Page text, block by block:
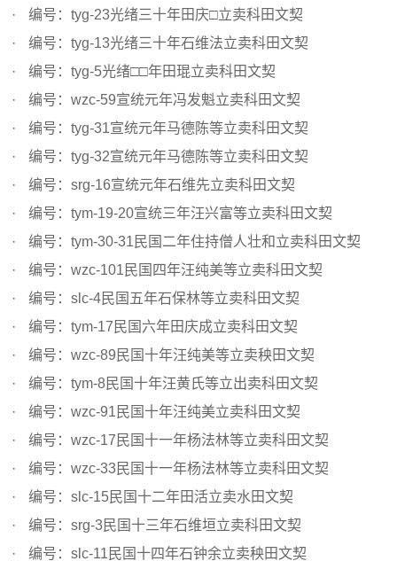
编号：tyg-23光绪三十年田庆□立卖科田文契
编号：tyg-13光绪三十年石维法立卖科田文契
编号：tyg-5光绪□□年田琨立卖科田文契
编号：wzc-59宣统元年冯发魁立卖科田文契
编号：tyg-31宣统元年马德陈等立卖科田文契
编号：tyg-32宣统元年马德陈等立卖科田文契
编号：srg-16宣统元年石维先立卖科田文契
编号：tym-19-20宣统三年汪兴富等立卖科田文契
编号：tym-30-31民国二年住持僧人壮和立卖科田文契
编号：wzc-101民国四年汪纯美等立卖科田文契
编号：slc-4民国五年石保林等立卖科田文契
编号：tym-17民国六年田庆成立卖科田文契
编号：wzc-89民国十年汪纯美等立卖秧田文契
编号：tym-8民国十年汪黄氏等立出卖科田文契
编号：wzc-91民国十年汪纯美立卖科田文契
编号：wzc-17民国十一年杨法林等立卖科田文契
编号：wzc-33民国十一年杨法林等立卖科田文契
编号：slc-15民国十二年田活立卖水田文契
编号：srg-3民国十三年石维垣立卖科田文契
编号：slc-11民国十四年石钟余立卖秧田文契